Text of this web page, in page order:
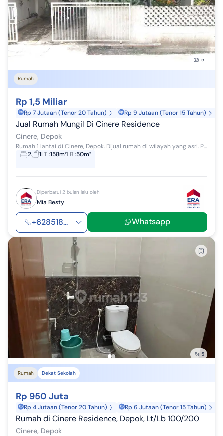
5
Rumah
Rp 1,5 Miliar
Rp 7 Jutaan (Tenor 20 Tahun) Rp 9 Jutaan (Tenor 15 Tahun)
Jual Rumah Mungil Di Cinere Residence
Cinere, Depok
Rumah 1 lantai di Cinere, Depok. Dijual rumah di wilayah yang asri. Properti 1 lantai ini berada di lingkungan yang mudah dijangkau. Spesifikasin...
2
1LT:158m²LB:50m²
Diperbarui 2 bulan lalu oleh
Mia Besty
+628518... Whatsapp
5
Rumah Dekat Sekolah
Rp 950 Juta
Rp 4 Jutaan (Tenor 20 Tahun) Rp 6 Jutaan (Tenor 15 Tahun)
Rumah di Cinere Residence, Depok, Lt/Lb 100/200
Cinere, Depok